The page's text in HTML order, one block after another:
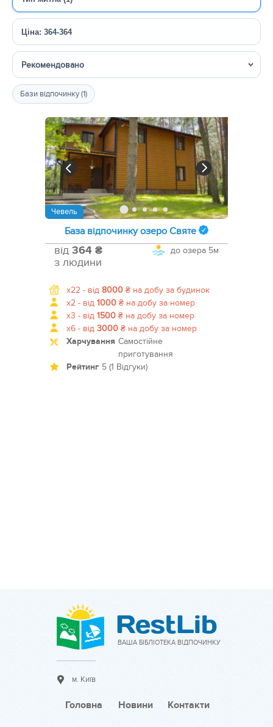
Ціна: 364-364
Сортувати
Бази відпочинку (1)
Чевель
База відпочинку озеро Святе
до озера 5м
від 364 ₴
з людини
x22 - від 8000 ₴ на добу за будинок
x2 - від 1000 ₴ на добу за номер
x3 - від 1500 ₴ на добу за номер
x6 - від 3000 ₴ на добу за номер
Харчування Самостійне
приготування
Рейтинг 5 (1 Відгуки)
ВАША БІБЛІОТЕКА ВІДПОЧИНКУ
м. Київ
Головна Новини Контакти